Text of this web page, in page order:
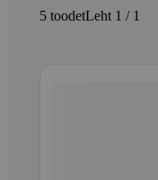
5 toodetLeht 1 / 1